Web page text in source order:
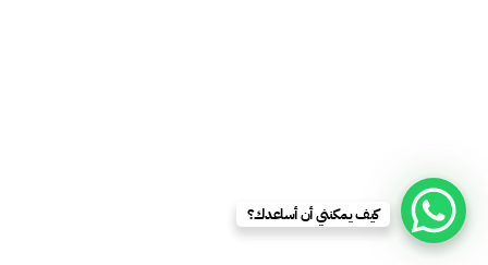
كيف يمكنني أن أساعدك؟